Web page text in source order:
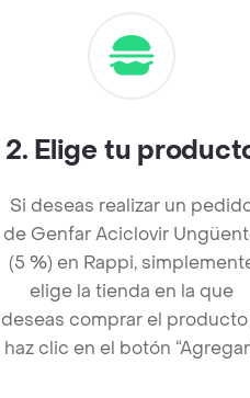
2. Elige tu
Si deseas realizar un
de Genfar Aciclovir
(5 %) en Rappi,
elige la tienda en la que
deseas comprar el producto
haz clic en el botón